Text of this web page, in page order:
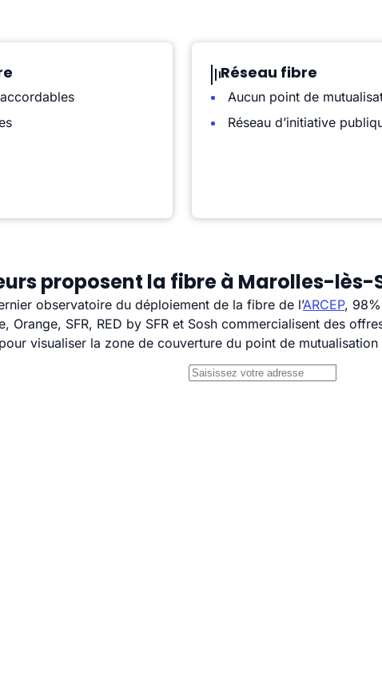
Réseau fibre
Aucun point de
Réseau d’initiative
proposent la fibre à Marolles-
observatoire du déploiement de la fibre de l’ARCEP,
Orange, SFR, RED by SFR et Sosh commercialisent des
visualiser la zone de couverture du point de